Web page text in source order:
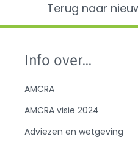
Terug naar
Info over...
AMCRA
AMCRA visie 2024
Adviezen en wetgeving